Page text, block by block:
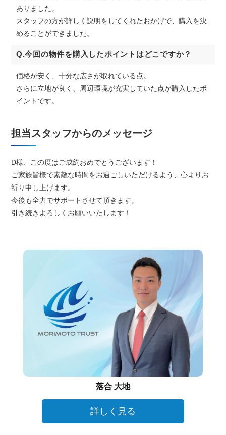
ありました。
スタッフの方が詳しく説明をしてくれたおかげで、購入を決
めることができました。
Q.今回の物件を購入したポイントはどこですか？
価格が安く、十分な広さが取れている点。
さらに立地が良く、周辺環境が充実していた点が購入したポ
イントです。
担当スタッフからのメッセージ
落合 大地
詳しく見る
D様、この度はご成約おめでとうございます！
ご家族皆様で素敵な時間をお過ごしいただけるよう、心よりお
祈り申し上げます。
今後も全力でサポートさせて頂きます。
引き続きよろしくお願いいたします！